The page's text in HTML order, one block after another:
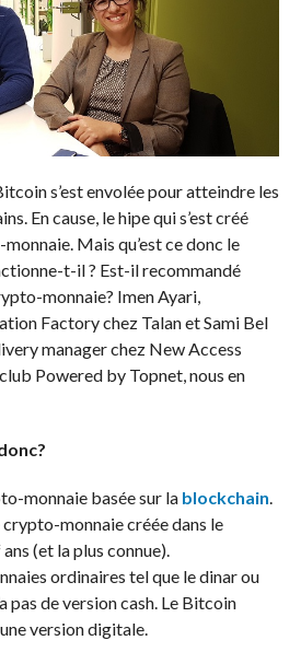
s’est envolée pour atteindre les
En cause, le hipe qui s’est créé
Mais qu’est ce donc le
t-il ? Est-il recommandé
monnaie? Imen Ayari,
Factory chez Talan et Sami Bel
manager chez New Access
Powered by Topnet, nous en
monnaie basée sur la blockchain.
monnaie créée dans le
(et la plus connue).
ordinaires tel que le dinar ou
pas de version cash. Le Bitcoin
version digitale.